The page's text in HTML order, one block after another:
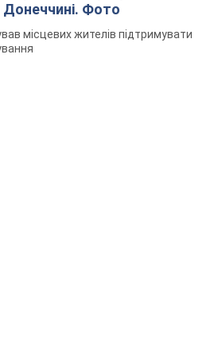
Донеччині. Фото
місцевих жителів підтримувати